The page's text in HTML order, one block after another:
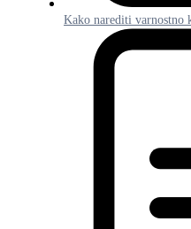
Kako narediti varnostno